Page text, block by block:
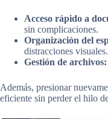
Acceso rápido a
sin complicaciones.
Organización del
distracciones visuales.
Gestión de archivos:
Además, presionar
eficiente sin perder el hilo